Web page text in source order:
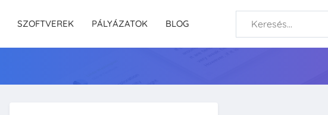
SZOFTVEREK PÁLYÁZATOK BLOG